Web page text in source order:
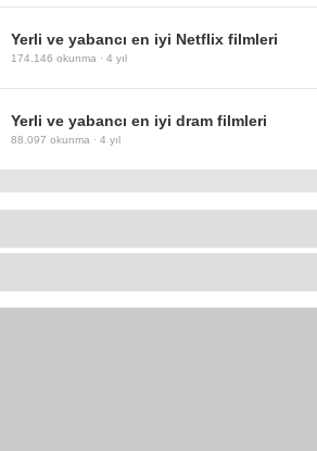
Yerli ve yabancı en iyi Netflix filmleri
174.146 okunma · 4 yıl
Yerli ve yabancı en iyi dram filmleri
88.097 okunma · 4 yıl